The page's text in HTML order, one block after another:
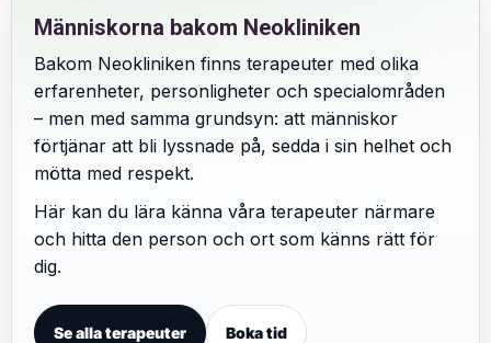
Människorna bakom Neokliniken
Bakom Neokliniken finns terapeuter med olika
erfarenheter, personligheter och specialområden
– men med samma grundsyn: att människor
förtjänar att bli lyssnade på, sedda i sin helhet och
mötta med respekt.
Här kan du lära känna våra terapeuter närmare
och hitta den person och ort som känns rätt för
dig.
Se alla terapeuter Boka tid